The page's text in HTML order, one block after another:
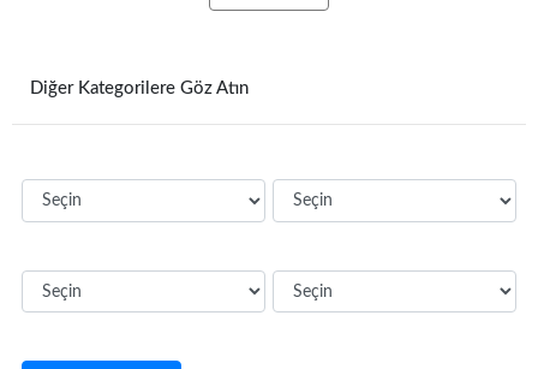
Diğer Kategorilere Göz Atın